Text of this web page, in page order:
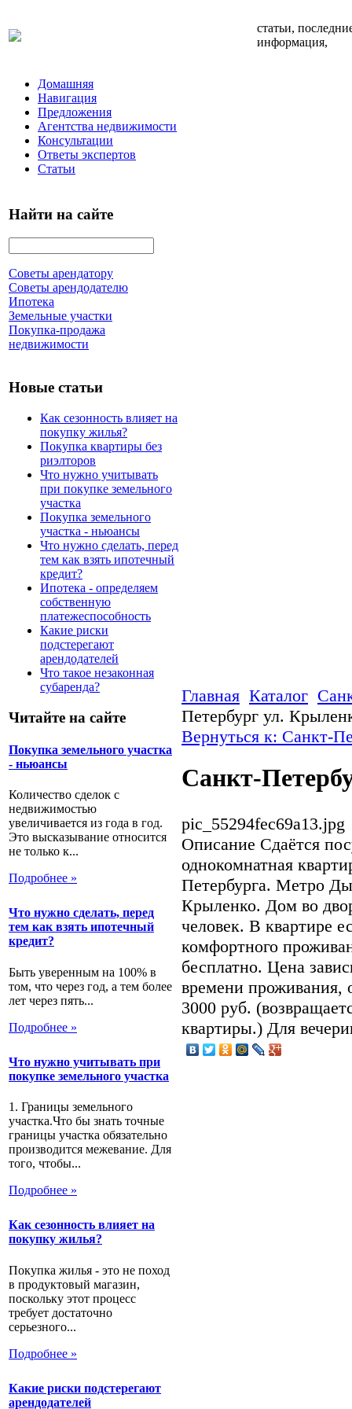
статьи,
информация,
Домашняя
Навигация
Предложения
Агентства недвижимости
Консультации
Ответы экспертов
Статьи
Найти на сайте
Советы арендатору
Советы арендодателю
Ипотека
Земельные участки
Покупка-продажа
недвижимости
Новые статьи
Как сезонность влияет на
покупку жилья?
Покупка квартиры без
риэлторов
Что нужно учитывать
при покупке земельного
участка
Покупка земельного
участка - ньюансы
Что нужно сделать, перед
тем как взять ипотечный
кредит?
Ипотека - определяем
собственную
платежеспособность
Какие риски
подстерегают
арендодателей
Что такое незаконная
субаренда?
Читайте на сайте
Покупка земельного участка
- ньюансы
Количество сделок с
недвижимостью
увеличивается из года в год.
Это высказывание относится
не только к...
Подробнее »
Что нужно сделать, перед
тем как взять ипотечный
кредит?
Быть уверенным на 100% в
том, что через год, а тем более
лет через пять...
Подробнее »
Что нужно учитывать при
покупке земельного участка
1. Границы земельного
участка.Что бы знать точные
границы участка обязательно
производится межевание. Для
того, чтобы...
Подробнее »
Как сезонность влияет на
покупку жилья?
Покупка жилья - это не поход
в продуктовый магазин,
поскольку этот процесс
требует достаточно
серьезного...
Подробнее »
Какие риски подстерегают
арендодателей
Главная Каталог
Петербург ул.
Вернуться к: Санкт-
Санкт-
pic_55294fec69a13.jpg
Описание Сдаётся
однокомнатная
Петербурга. Метро
Крыленко. Дом во
человек. В квартире
комфортного
бесплатно. Цена
времени проживания,
3000 руб.
квартиры.) Для